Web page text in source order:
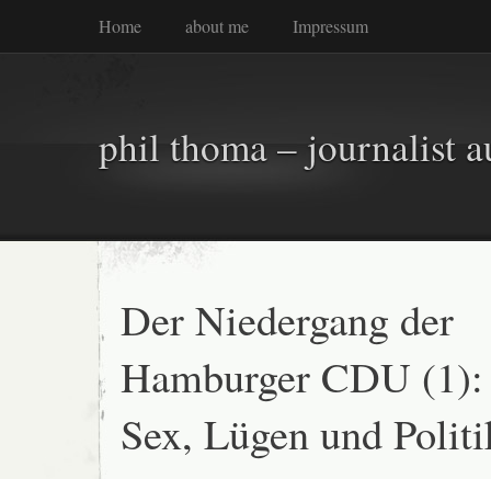
Home about me Impressum
phil thoma – journalist
Der Niedergang der
Hamburger CDU (1):
Sex, Lügen und